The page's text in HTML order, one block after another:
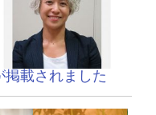
載されました